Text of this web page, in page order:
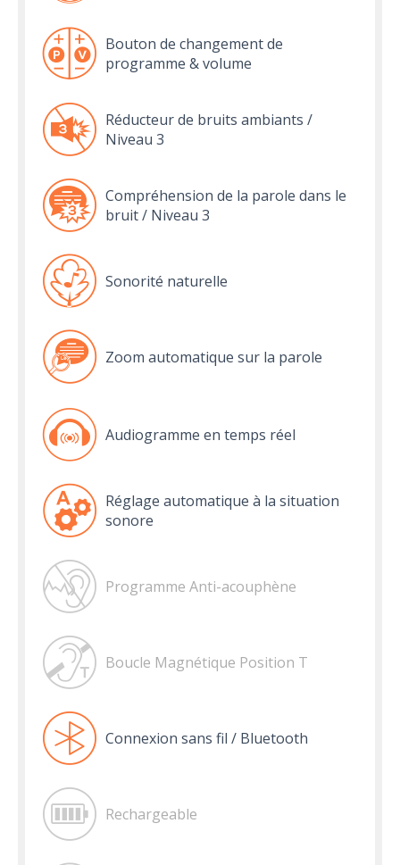
Bouton de changement de
programme & volume
Réducteur de bruits ambiants /
Niveau 3
Compréhension de la parole dans le
bruit / Niveau 3
Sonorité naturelle
Zoom automatique sur la parole
Audiogramme en temps réel
Réglage automatique à la situation
sonore
Programme Anti-acouphène
Boucle Magnétique Position T
Connexion sans fil / Bluetooth
Rechargeable